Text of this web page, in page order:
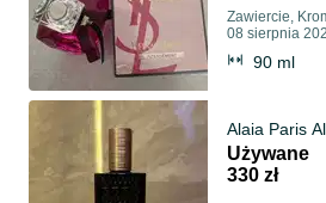
Zawiercie,
08 sierpnia
90 ml
Alaia Paris
Używane
330 zł